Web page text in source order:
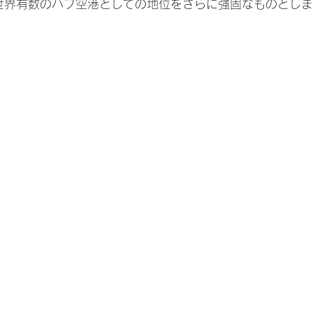
有数のハブ空港としての地位をさらに強固なものとし